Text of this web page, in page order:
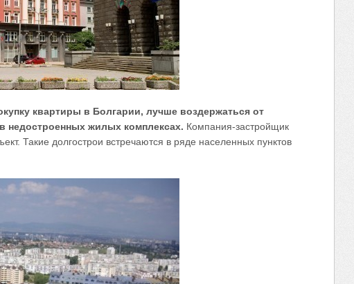
квартиры в Болгарии, лучше воздержаться от
недостроенных жилых комплексах. Компания-застройщик
Такие долгострои встречаются в ряде населенных пунктов